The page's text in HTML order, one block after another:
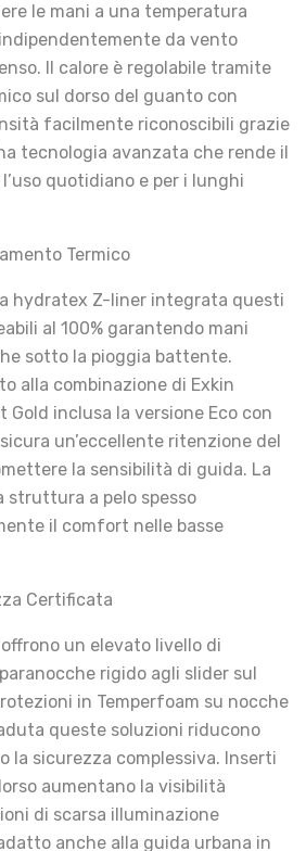
le mani a una temperatura
da vento
Il calore è regolabile tramite
sul dorso del guanto con
facilmente riconoscibili grazie
tecnologia avanzata che rende il
quotidiano e per i lunghi
Termico
hydratex Z-liner integrata questi
al 100% garantendo mani
sotto la pioggia battente.
alla combinazione di Exkin
Gold inclusa la versione Eco con
un’eccellente ritenzione del
la sensibilità di guida. La
struttura a pelo spesso
il comfort nelle basse
Certificata
offrono un elevato livello di
rigido agli slider sul
in Temperfoam su nocche
queste soluzioni riducono
la sicurezza complessiva. Inserti
aumentano la visibilità
di scarsa illuminazione
anche alla guida urbana in